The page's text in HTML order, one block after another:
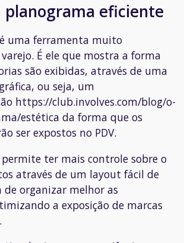
planograma eficiente
é uma ferramenta muito
É ele que mostra a forma
são exibidas, através de uma
ou seja, um
https://club.involves.com/blog/o-
estética da forma que os
ser expostos no PDV.
permite ter mais controle sobre o
através de um layout fácil de
organizar melhor as
a exposição de marcas